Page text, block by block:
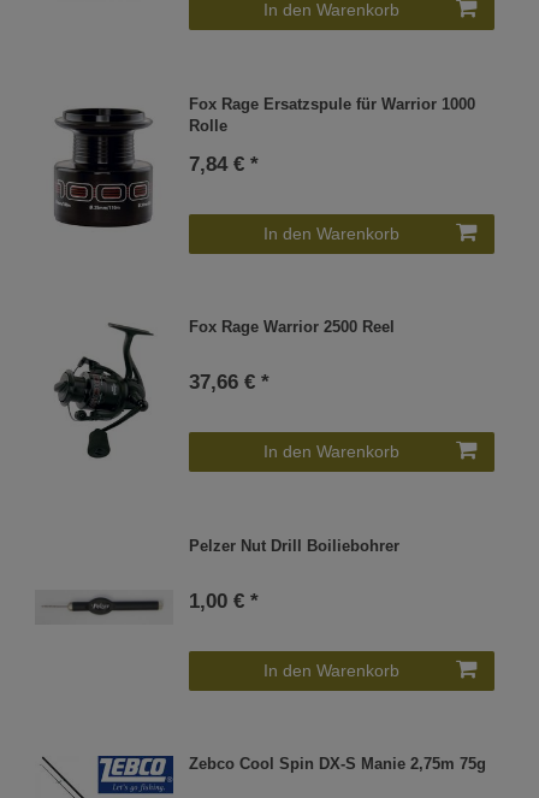
In den Warenkorb
Fox Rage Ersatzspule für Warrior 1000
Rolle
7,84 € *
In den Warenkorb
Fox Rage Warrior 2500 Reel
37,66 € *
In den Warenkorb
Pelzer Nut Drill Boiliebohrer
1,00 € *
In den Warenkorb
Zebco Cool Spin DX-S Manie 2,75m 75g